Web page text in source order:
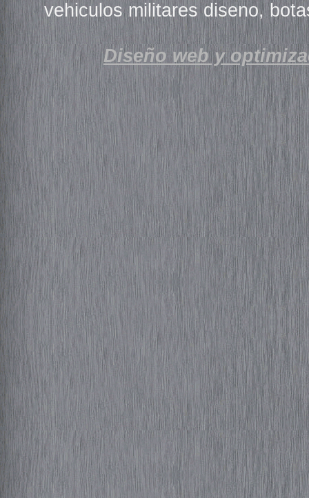
vehiculos militares diseno,
Diseño web y